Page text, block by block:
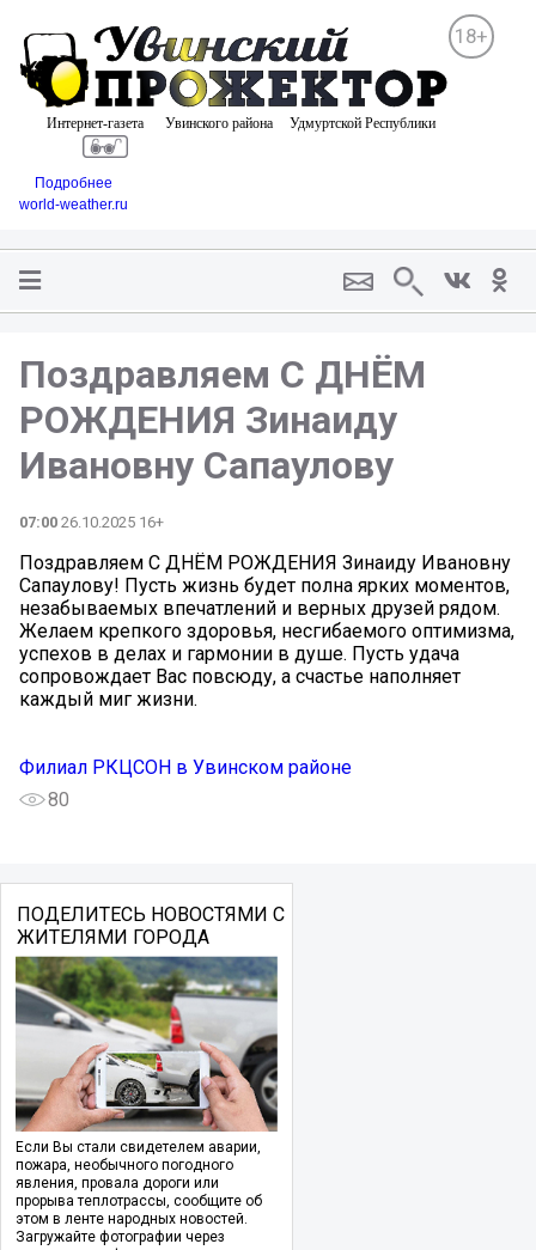
18+
Подробнее
world-weather.ru
Поздравляем С ДНЁМ
РОЖДЕНИЯ Зинаиду
Ивановну Сапаулову
07:00 26.10.2025 16+
Поздравляем С ДНЁМ РОЖДЕНИЯ Зинаиду Ивановну
Сапаулову! Пусть жизнь будет полна ярких моментов,
незабываемых впечатлений и верных друзей рядом.
Желаем крепкого здоровья, несгибаемого оптимизма,
успехов в делах и гармонии в душе. Пусть удача
сопровождает Вас повсюду, а счастье наполняет
каждый миг жизни.
Филиал РКЦСОН в Увинском районе
80
ПОДЕЛИТЕСЬ НОВОСТЯМИ С
ЖИТЕЛЯМИ ГОРОДА
Если Вы стали свидетелем аварии,
пожара, необычного погодного
явления, провала дороги или
прорыва теплотрассы, сообщите об
этом в ленте народных новостей.
Загружайте фотографии через